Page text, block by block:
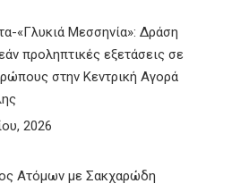
«Γλυκιά Μεσσηνία»: Δράση
προληπτικές εξετάσεις σε
στην Κεντρική Αγορά
2026
Ατόμων με Σακχαρώδη